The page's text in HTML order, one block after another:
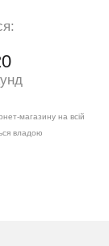
магазину на всій
владою